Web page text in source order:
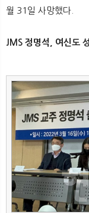
월 31일 사망했다.
JMS 정명석, 여신도